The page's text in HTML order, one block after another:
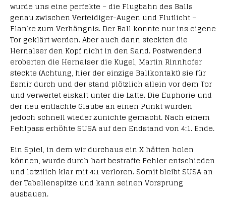
wurde uns eine perfekte – die Flugbahn des Balls
genau zwischen Verteidiger-Augen und Flutlicht –
Flanke zum Verhängnis. Der Ball konnte nur ins eigene
Tor geklärt werden. Aber auch dann steckten die
Hernalser den Kopf nicht in den Sand. Postwendend
eroberten die Hernalser die Kugel, Martin Rinnhofer
steckte (Achtung, hier der einzige Ballkontakt) sie für
Esmir durch und der stand plötzlich allein vor dem Tor
und verwertet eiskalt unter die Latte. Die Euphorie und
der neu entfachte Glaube an einen Punkt wurden
jedoch schnell wieder zunichte gemacht. Nach einem
Fehlpass erhöhte SUSA auf den Endstand von 4:1. Ende.
Ein Spiel, in dem wir durchaus ein X hätten holen
können, wurde durch hart bestrafte Fehler entschieden
und letztlich klar mit 4:1 verloren. Somit bleibt SUSA an
der Tabellenspitze und kann seinen Vorsprung
ausbauen.